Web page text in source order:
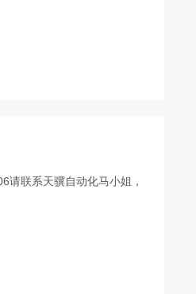
请联系天骥自动化马小姐，